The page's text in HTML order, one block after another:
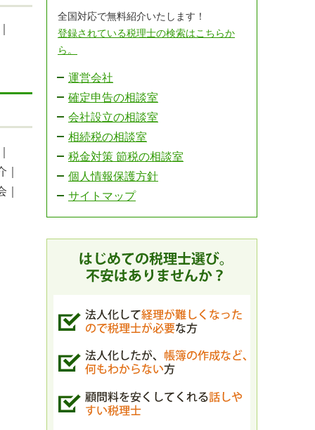
｜
｜
全国対応で無料紹介いたします！
登録されている税理士の検索はこちらか
ら。
運営会社
確定申告の相談室
会社設立の相談室
相続税の相談室
税金対策 節税の相談室
個人情報保護方針
サイトマップ